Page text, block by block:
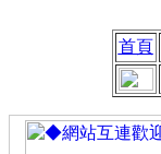
首頁